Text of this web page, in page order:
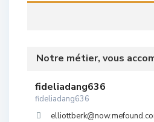
Notre métier, vous
fideliadang636
fideliadang636